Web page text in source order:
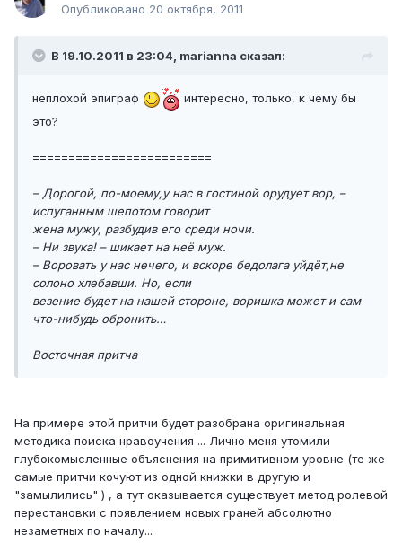
Опубликовано 20 октября, 2011
В 19.10.2011 в 23:04, marianna сказал:
неплохой эпиграф
интересно, только, к чему бы
это?
=========================
– Дорогой, по-моему,у нас в гостиной орудует вор, –
испуганным шепотом говорит
жена мужу, разбудив его среди ночи.
– Ни звука! – шикает на неё муж.
– Воровать у нас нечего, и вскоре бедолага уйдёт,не
солоно хлебавши. Но, если
везение будет на нашей стороне, воришка может и сам
что-нибудь обронить…
Восточная притча
На примере этой притчи будет разобрана оригинальная
методика поиска нравоучения ... Лично меня утомили
глубокомысленные объяснения на примитивном уровне (те же
самые притчи кочуют из одной книжки в другую и
"замылились" ) , а тут оказывается существует метод ролевой
перестановки с появлением новых граней абсолютно
незаметных по началу...